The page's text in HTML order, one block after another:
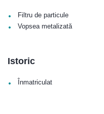
• Filtru de particule
• Vopsea metalizată
Istoric
• Înmatriculat